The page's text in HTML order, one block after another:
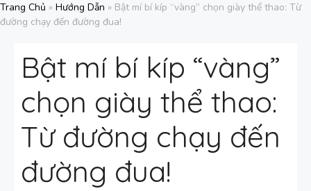
Trang Chủ » Hướng Dẫn » Bật mí bí kíp “vàng” chọn giày thể thao: Từ
đường chạy đến đường đua!
Bật mí bí kíp “vàng”
chọn giày thể thao:
Từ đường chạy đến
đường đua!